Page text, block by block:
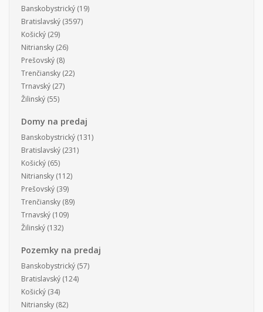
Banskobystrický (19)
Bratislavský (3597)
Košický (29)
Nitriansky (26)
Prešovský (8)
Trenčiansky (22)
Trnavský (27)
Žilinský (55)
Domy na predaj
Banskobystrický (131)
Bratislavský (231)
Košický (65)
Nitriansky (112)
Prešovský (39)
Trenčiansky (89)
Trnavský (109)
Žilinský (132)
Pozemky na predaj
Banskobystrický (57)
Bratislavský (124)
Košický (34)
Nitriansky (82)